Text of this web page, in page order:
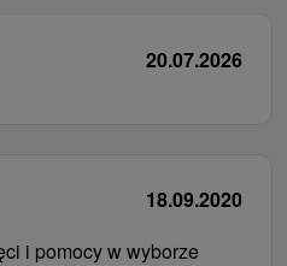
20.07.2026
18.09.2020
i pomocy w wyborze